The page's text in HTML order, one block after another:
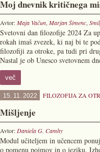
Moj dnevnik kritičnega
Avtor:Maja Vačun, Marjan Šimenc,
Svetovni dan filozofije 2024 Za
rokah imaš zvezek, ki naj bi te
filozofiji za otroke, pa tudi pri
Nastal je ob Unesco svetovnem
več
15. 11. 2022 FILOZOFIJA ZA
Mišljenje
Avtor: Daniela G. Camhy
Modul učiteljem in učencem
o pomenu pojmov in o jeziku.